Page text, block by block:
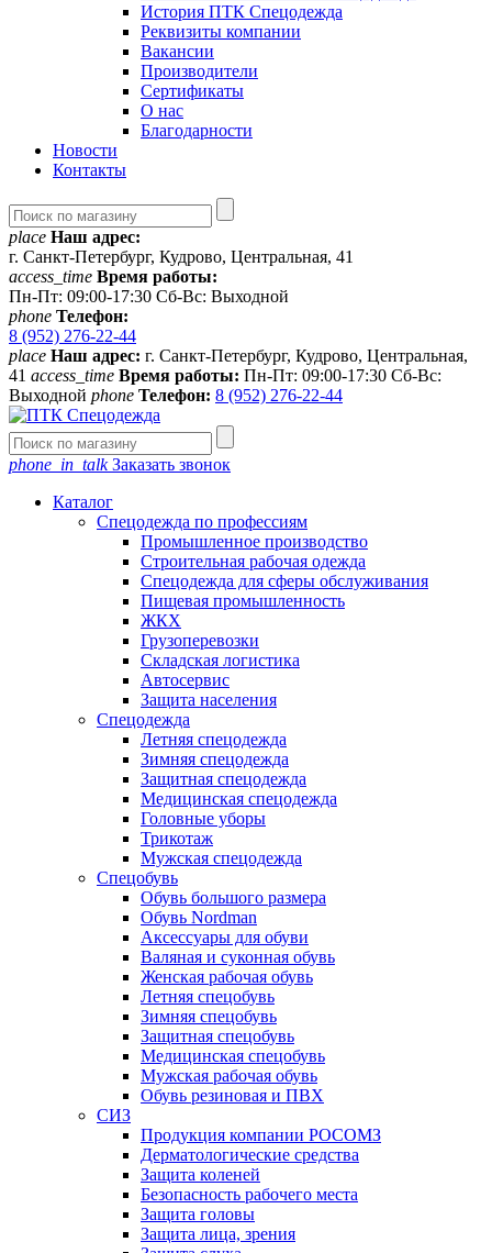
История ПТК Спецодежда
Реквизиты компании
Вакансии
Производители
Сертификаты
О нас
Благодарности
Новости
Контакты
place Наш адрес:
г. Санкт-Петербург, Кудрово, Центральная, 41
access_time Время работы:
Пн-Пт: 09:00-17:30 Сб-Вс: Выходной
phone Телефон:
8 (952) 276-22-44
place Наш адрес: г. Санкт-Петербург, Кудрово, Центральная,
41 access_time Время работы: Пн-Пт: 09:00-17:30 Сб-Вс:
Выходной phone Телефон: 8 (952) 276-22-44
phone_in_talkЗаказать звонок
Каталог
Спецодежда по профессиям
Промышленное производство
Строительная рабочая одежда
Спецодежда для сферы обслуживания
Пищевая промышленность
ЖКХ
Грузоперевозки
Складская логистика
Автосервис
Защита населения
Спецодежда
Летняя спецодежда
Зимняя спецодежда
Защитная спецодежда
Медицинская спецодежда
Головные уборы
Трикотаж
Мужская спецодежда
Спецобувь
Обувь большого размера
Обувь Nordman
Аксессуары для обуви
Валяная и суконная обувь
Женская рабочая обувь
Летняя спецобувь
Зимняя спецобувь
Защитная спецобувь
Медицинская спецобувь
Мужская рабочая обувь
Обувь резиновая и ПВХ
СИЗ
Продукция компании РОСОМЗ
Дерматологические средства
Защита коленей
Безопасность рабочего места
Защита головы
Защита лица, зрения